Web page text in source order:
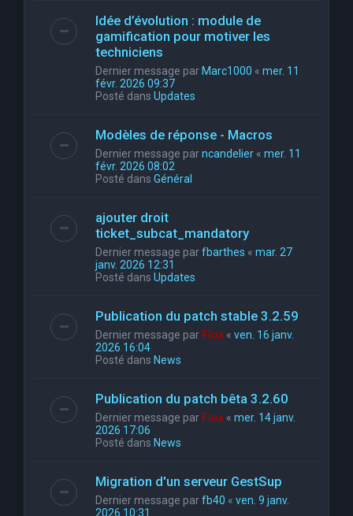
Idée d’évolution : module de
gamification pour motiver les
techniciens
Dernier message parMarc1000 « mer. 11
févr. 2026 09:37
Posté dans Updates
Modèles de réponse - Macros
Dernier message parncandelier « mer. 11
févr. 2026 08:02
Posté dans Général
ajouter droit
ticket_subcat_mandatory
Dernier message parfbarthes « mar. 27
janv. 2026 12:31
Posté dans Updates
Publication du patch stable 3.2.59
Dernier message par Flox « ven. 16 janv.
2026 16:04
Posté dans News
Publication du patch bêta 3.2.60
Dernier message par Flox « mer. 14 janv.
2026 17:06
Posté dans News
Migration d'un serveur GestSup
Dernier message parfb40 « ven. 9 janv.
2026 10:31